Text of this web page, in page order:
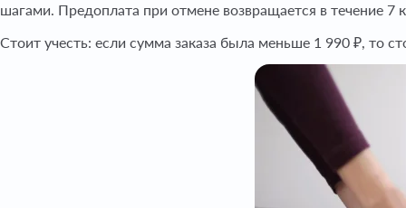
шагами. Предоплата при отмене возвращается в течение
Стоит учесть: если сумма заказа была меньше 1 990 ₽, то